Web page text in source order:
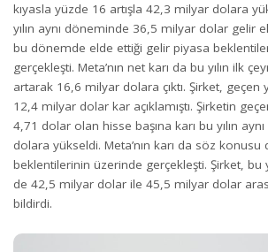
kıyasla yüzde 16 artışla 42,3 milyar dolara
yılın aynı döneminde 36,5 milyar dolar gelir
bu dönemde elde ettiği gelir piyasa
gerçekleşti. Meta’nın net karı da bu yılın ilk
artarak 16,6 milyar dolara çıktı. Şirket, geçen
12,4 milyar dolar kar açıklamıştı. Şirketin
4,71 dolar olan hisse başına karı bu yılın
dolara yükseldi. Meta’nın karı da söz
beklentilerinin üzerinde gerçekleşti. Şirket, bu
de 42,5 milyar dolar ile 45,5 milyar dolar
bildirdi.